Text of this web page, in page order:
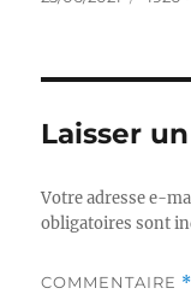
Laisser
Votre adresse e-
obligatoires sont
COMMENTAIRE *